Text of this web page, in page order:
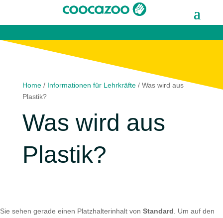
Home/ Informationen für Lehrkräfte/ Was wird aus
Plastik?
Was wird aus
Plastik?
Sie sehen gerade einen Platzhalterinhalt von Standard . Um auf den